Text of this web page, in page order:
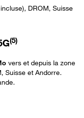
DROM, Suisse
(5)
vers et depuis la zone
Suisse et Andorre.